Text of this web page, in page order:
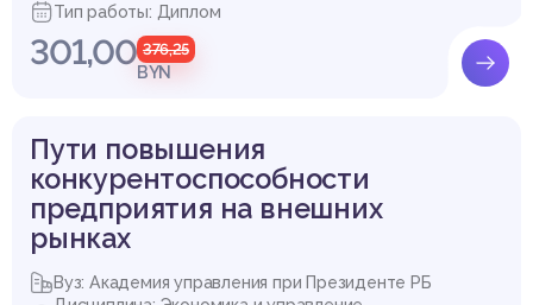
Тип работы: Диплом
301,00 376,25
BYN
Пути повышения
конкурентоспособности
предприятия на внешних
рынках
Вуз: Академия управления при Президенте РБ